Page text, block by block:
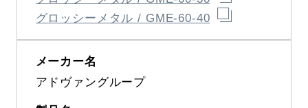
グロッシーメタル / GME-60-40
アドヴァングループ